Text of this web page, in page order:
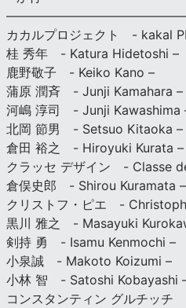
カカルプロジェクト - kakal
桂 秀年 - Katura Hidetoshi –
鹿野敬子 - Keiko Kano –
蒲原 潤斉 - Junji Kamahara –
河嶋 淳司 - Junji Kawashima
北岡 節男 - Setsuo Kitaoka –
倉田 裕之 - Hiroyuki Kurata –
クラッセ デザイン - Classe
倉俣史郎 - Shirou Kuramata –
クリストフ・ピエ -
黒川 雅之 - Masayuki
剣持 勇 - Isamu Kenmochi –
小泉誠 - Makoto Koizumi –
小林 智 - Satoshi Kobayashi
コンスタンティン グルチッ